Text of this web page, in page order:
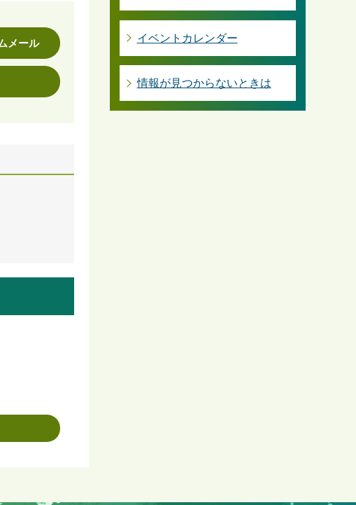
メール イベントカレンダー
情報が見つからないときは